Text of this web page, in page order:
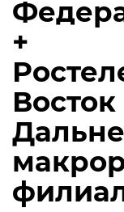
+
Восток